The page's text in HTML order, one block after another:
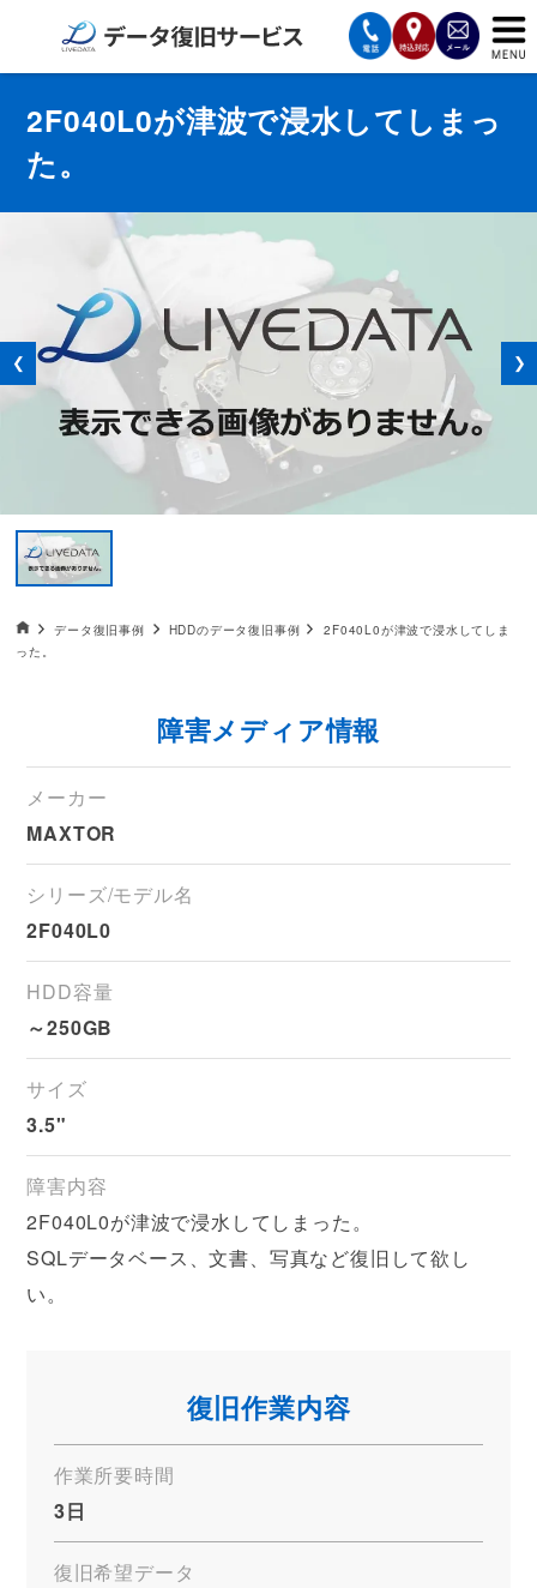
復旧費用と納期
サービスの流れ
対応メディア
データ復旧事例
お客様の声
2F040L0が津波で浸水してしまっ
た。
❮ ❯
データ復旧HOME
データ復旧事例 HDDのデータ復旧事例
2F040L0が津波で浸水してしま
った。
障害メディア情報
メーカー
MAXTOR
シリーズ/モデル名
2F040L0
HDD容量
～250GB
サイズ
3.5"
障害内容
2F040L0が津波で浸水してしまった。
SQLデータベース、文書、写真など復旧して欲し
い。
復旧作業内容
作業所要時間
3日
復旧希望データ